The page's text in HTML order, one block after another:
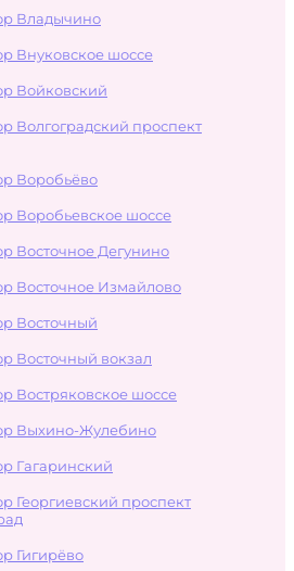
Владычино
Внуковское шоссе
Войковский
Волгоградский проспект
Воробьёво
Воробьевское шоссе
Восточное Дегунино
Восточное Измайлово
Восточный
Восточный вокзал
Востряковское шоссе
Выхино-Жулебино
Гагаринский
Георгиевский проспект
Гигирёво